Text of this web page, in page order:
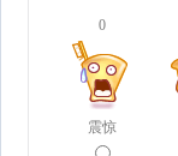
0
震惊